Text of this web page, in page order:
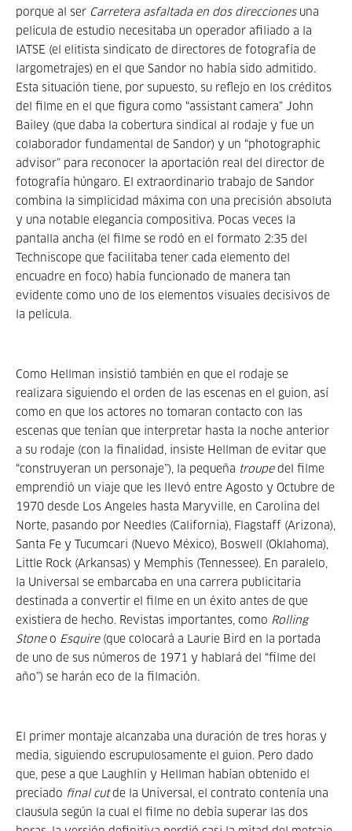
porque al ser Carretera asfaltada en dos direccionesuna
película de estudio necesitaba un operador afiliado a la
IATSE (el elitista sindicato de directores de fotografía de
largometrajes) en el que Sandor no había sido admitido.
Esta situación tiene, por supuesto, su reflejo en los créditos
del filme en el que figura como “assistant camera” John
Bailey (que daba la cobertura sindical al rodaje y fue un
colaborador fundamental de Sandor) y un “photographic
advisor” para reconocer la aportación real del director de
fotografía húngaro. El extraordinario trabajo de Sandor
combina la simplicidad máxima con una precisión absoluta
y una notable elegancia compositiva. Pocas veces la
pantalla ancha (el filme se rodó en el formato 2:35 del
Techniscope que facilitaba tener cada elemento del
encuadre en foco) había funcionado de manera tan
evidente como uno de los elementos visuales decisivos de
la película.
Como Hellman insistió también en que el rodaje se
realizara siguiendo el orden de las escenas en el guion, así
como en que los actores no tomaran contacto con las
escenas que tenían que interpretar hasta la noche anterior
a su rodaje (con la finalidad, insiste Hellman de evitar que
“construyeran un personaje”), la pequeña troupedel filme
emprendió un viaje que les llevó entre Agosto y Octubre de
1970 desde Los Angeles hasta Maryville, en Carolina del
Norte, pasando por Needles (California), Flagstaff (Arizona),
Santa Fe y Tucumcari (Nuevo México), Boswell (Oklahoma),
Little Rock (Arkansas) y Memphis (Tennessee). En paralelo,
la Universal se embarcaba en una carrera publicitaria
destinada a convertir el filme en un éxito antes de que
existiera de hecho. Revistas importantes, como Rolling
Stoneo Esquire(que colocará a Laurie Bird en la portada
de uno de sus números de 1971 y hablará del “filme del
año”) se harán eco de la filmación.
El primer montaje alcanzaba una duración de tres horas y
media, siguiendo escrupulosamente el guion. Pero dado
que, pese a que Laughlin y Hellman habían obtenido el
preciado final cutde la Universal, el contrato contenía una
clausula según la cual el filme no debía superar las dos